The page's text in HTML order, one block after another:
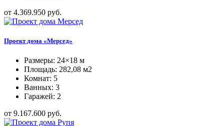
от 4.369.950 руб.
Проект дома «Мерсед»
Размеры: 24×18 м
Площадь: 282,08 м2
Комнат: 5
Ванных: 3
Гаражей: 2
от 9.167.600 руб.